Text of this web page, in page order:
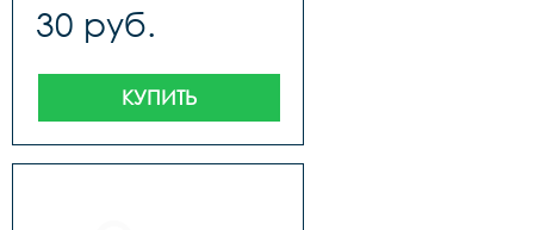
30 руб.
КУПИТЬ